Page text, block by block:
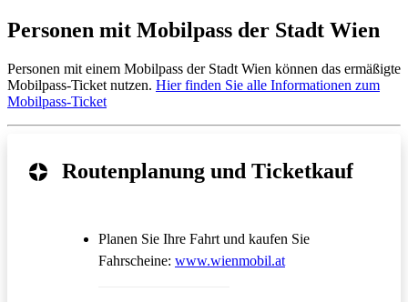
Personen mit Mobilpass der Stadt Wien
Personen mit einem Mobilpass der Stadt Wien können das ermäßigte
Mobilpass-Ticket nutzen. Hier finden Sie alle Informationen zum
Mobilpass-Ticket
Routenplanung und Ticketkauf
Planen Sie Ihre Fahrt und kaufen Sie
Fahrscheine: www.wienmobil.atÖffnet in einem